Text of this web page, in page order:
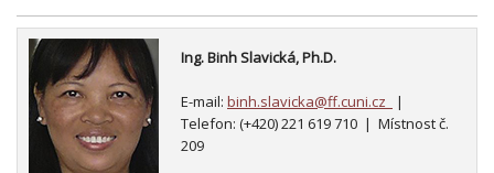
Ing. Binh Slavická, Ph.D.
E-mail: binh.slavicka@ff.cuni.cz
|
Telefon: (+420) 221 619 710 | Místnost č.
209